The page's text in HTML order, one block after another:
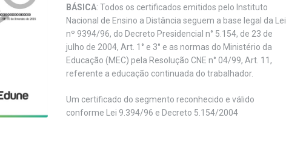
BÁSICA: Todos os certificados emitidos pelo Instituto
Nacional de Ensino a Distância seguem a base legal da Lei
nº 9394/96, do Decreto Presidencial n° 5.154, de 23 de
julho de 2004, Art. 1° e 3° e as normas do Ministério da
Educação (MEC) pela Resolução CNE n° 04/99, Art. 11,
referente a educação continuada do trabalhador.
Um certificado do segmento reconhecido e válido
conforme Lei 9.394/96 e Decreto 5.154/2004